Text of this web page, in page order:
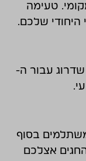
טעימה
שדרוג עבור ה-
בסוף
אצלכם